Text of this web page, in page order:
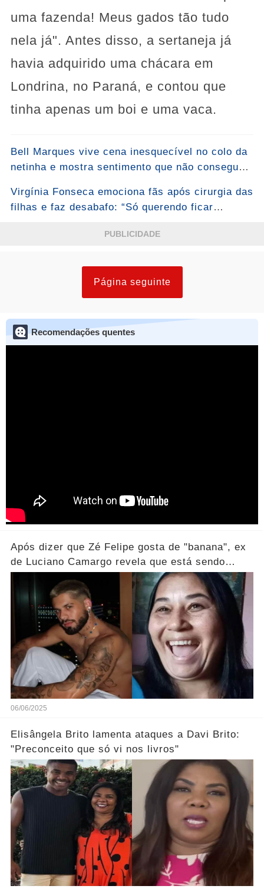
uma fazenda! Meus gados tão tudo
nela já". Antes disso, a sertaneja já
havia adquirido uma chácara em
Londrina, no Paraná, e contou que
tinha apenas um boi e uma vaca.
Bell Marques vive cena inesquecível no colo da
netinha e mostra sentimento que não consegue
Virgínia Fonseca emociona fãs após cirurgia das
filhas e faz desabafo: “Só querendo ficar
PUBLICIDADE
Página seguinte
Recomendações quentes
Após dizer que Zé Felipe gosta de "banana", ex
de Luciano Camargo revela que está sendo
06/06/2025
Elisângela Brito lamenta ataques a Davi Brito:
"Preconceito que só vi nos livros"